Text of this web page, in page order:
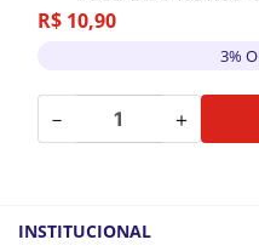
R$ 10,90
3%
－ ＋
INSTITUCIONAL